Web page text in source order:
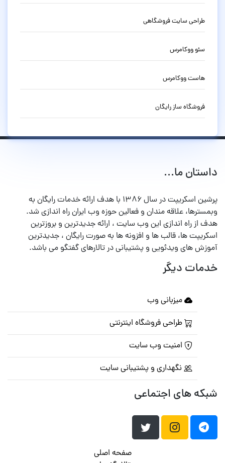
طراحی سایت فروشگاهی
سئو ووکامرس
هاست ووکامرس
فروشگاه ساز رایگان
داستان ما...
پرشین اسکریپت در سال ۱۳۸۶ با هدف ارائه خدمات رایگان به
وبمسترها، علاقه مندان و فعالین حوزه وب ایران راه اندازی شد.
هدف از راه اندازی این وب سایت ، ارائه جدیدترین و بروزترین
اسکریپت ها، قالب ها و افزونه ها به صورت رایگان ، جدیدترین
آموزش های ویدئویی و پشتیبانی در تالارهای گفتگو می باشد.
خدمات دیگر
میزبانی وب
طراحی فروشگاه اینترنتی
امنیت وب سایت
نگهداری و پشتیبانی سایت
شبکه های اجتماعی
صفحه اصلی